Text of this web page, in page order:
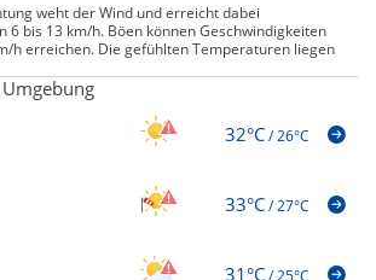
weht der Wind und erreicht dabei
6 bis 13 km/h. Böen können Geschwindigkeiten
h erreichen. Die gefühlten Temperaturen liegen
32°C/26°C
33°C/27°C
31°C